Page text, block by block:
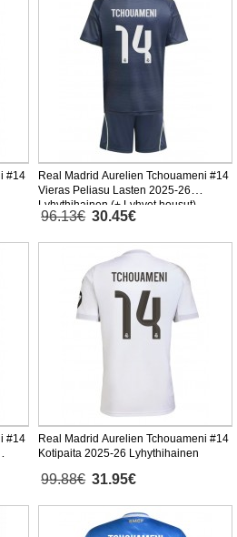
#14
Real Madrid Aurelien Tchouameni #14
Vieras Peliasu Lasten 2025-26
Lyhythihainen (+ Lyhyet housut)
96.13€ 30.45€
#14
Real Madrid Aurelien Tchouameni #14
Kotipaita 2025-26 Lyhythihainen
99.88€ 31.95€